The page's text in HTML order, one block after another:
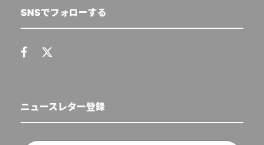
SNSでフォローする
ニュースレター登録